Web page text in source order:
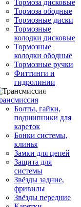
Тормоза дисковые
Тормоза ободные
Тормозные диски
Тормозные
колодки дисковые
Тормозные
колодки ободные
Тормозные ручки
Фиттинги и
гидролинии
Болты, гайки,
подшипники для
кареток
Бонки системы,
клинья
Замки для цепей
Защита для
системы
Звёзды задние,
фривилы
Звёзды передние